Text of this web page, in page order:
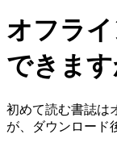
オフラ
できます
初めて読む書誌は
が、ダウンロード